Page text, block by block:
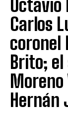
Octavio
Carlos
coronel
Brito;
Moreno
Hernán